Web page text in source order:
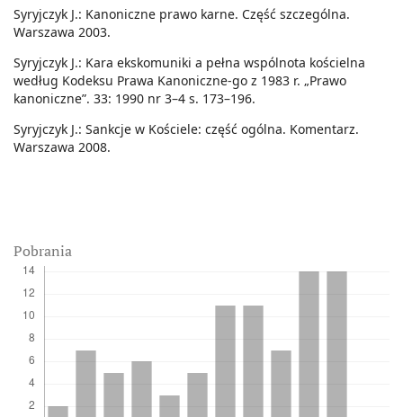
Pobrania
Syryjczyk J.: Kanoniczne prawo karne. Część szczególna.
Warszawa 2003.
Syryjczyk J.: Kara ekskomuniki a pełna wspólnota kościelna
według Kodeksu Prawa Kanoniczne-go z 1983 r. „Prawo
kanoniczne”. 33: 1990 nr 3–4 s. 173–196.
Syryjczyk J.: Sankcje w Kościele: część ogólna. Komentarz.
Warszawa 2008.